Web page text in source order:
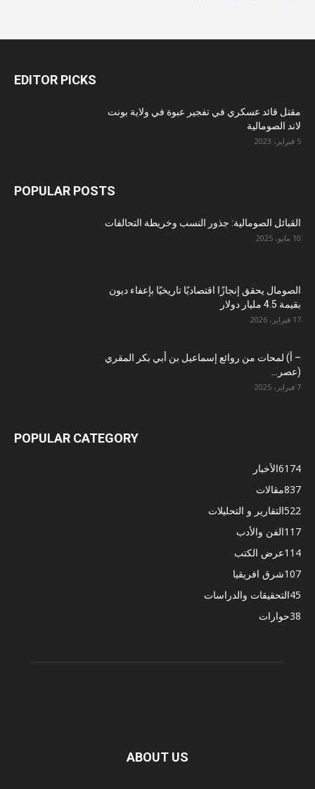
EDITOR PICKS
مقتل قائد عسكري في تفجير عبوة في ولاية بونت
لاند الصومالية
5 فبراير، 2023
POPULAR POSTS
القبائل الصومالية: جذور النسب وخريطة التحالفات
10 مايو، 2025
الصومال يحقق إنجازًا اقتصاديًا تاريخيًا بإعفاء ديون
بقيمة 4.5 مليار دولار
17 فبراير، 2026
– أ) لمحات من روائع إسماعيل بن أبي بكر المقري
(عصر...
7 فبراير، 2025
POPULAR CATEGORY
الأخبار6174
مقالات837
التقارير و التحليلات522
الفن والأدب117
عرض الكتب114
شرق افريقيا107
التحقيقات والدراسات45
حوارات38
ABOUT US